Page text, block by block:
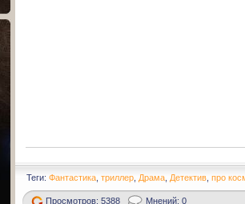
Теги: Фантастика, триллер, Драма, Детектив, про
Просмотров: 5388 Мнений: 0